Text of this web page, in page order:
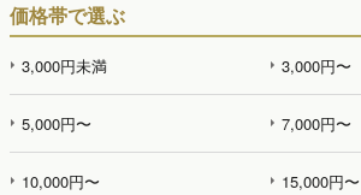
価格帯で選ぶ
3,000円未満 3,000円〜
5,000円〜 7,000円〜
10,000円〜 15,000円〜